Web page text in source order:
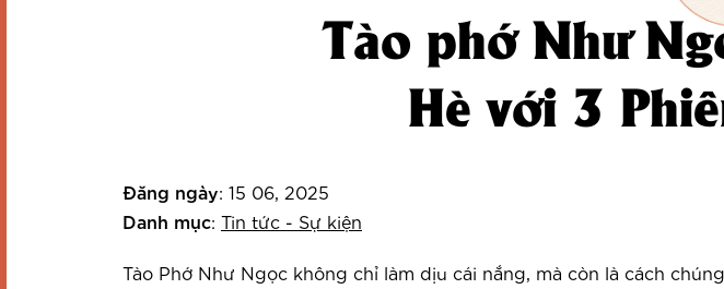
Tào phớ Như
Hè với 3
Đăng ngày: 15 06, 2025
Danh mục: Tin tức - Sự kiện
Tào Phớ Như Ngọc không chỉ làm dịu cái nắng, mà còn là cách